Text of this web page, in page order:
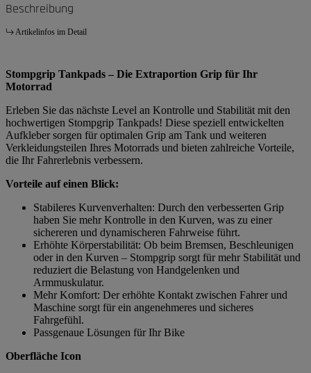
Beschreibung
Artikelinfos im Detail
Stompgrip Tankpads – Die Extraportion Grip für Ihr
Motorrad
Erleben Sie das nächste Level an Kontrolle und Stabilität mit den
hochwertigen Stompgrip Tankpads! Diese speziell entwickelten
Aufkleber sorgen für optimalen Grip am Tank und weiteren
Verkleidungsteilen Ihres Motorrads und bieten zahlreiche Vorteile,
die Ihr Fahrerlebnis verbessern.
Vorteile auf einen Blick:
Stabileres Kurvenverhalten: Durch den verbesserten Grip
haben Sie mehr Kontrolle in den Kurven, was zu einer
sichereren und dynamischeren Fahrweise führt.
Erhöhte Körperstabilität: Ob beim Bremsen, Beschleunigen
oder in den Kurven – Stompgrip sorgt für mehr Stabilität und
reduziert die Belastung von Handgelenken und
Armmuskulatur.
Mehr Komfort: Der erhöhte Kontakt zwischen Fahrer und
Maschine sorgt für ein angenehmeres und sicheres
Fahrgefühl.
Passgenaue Lösungen für Ihr Bike
Oberfläche Icon